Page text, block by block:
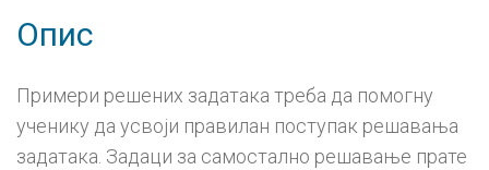
Опис
Примери решених задатака треба да помогну
ученику да усвоји правилан поступак решавања
задатака. Задаци за самостално решавање прате